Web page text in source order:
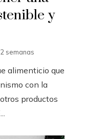
y
semanas
alimenticio que
con la
productos